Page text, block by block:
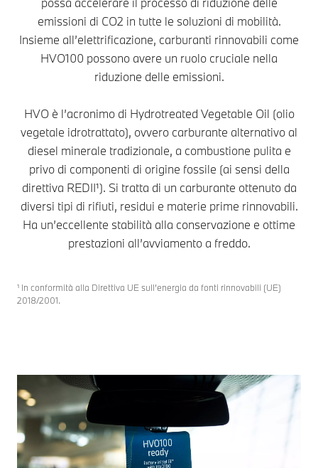
emissioni di CO2 in tutte le soluzioni di mobilità.
Insieme all’elettrificazione, carburanti rinnovabili come
HVO100 possono avere un ruolo cruciale nella
riduzione delle emissioni.
HVO è l’acronimo di Hydrotreated Vegetable Oil (olio
vegetale idrotrattato), ovvero carburante alternativo al
diesel minerale tradizionale, a combustione pulita e
privo di componenti di origine fossile (ai sensi della
direttiva REDII¹). Si tratta di un carburante ottenuto da
diversi tipi di rifiuti, residui e materie prime rinnovabili.
Ha un’eccellente stabilità alla conservazione e ottime
prestazioni all’avviamento a freddo.
¹ In conformità alla Direttiva UE sull’energia da fonti rinnovabili (UE)
2018/2001.